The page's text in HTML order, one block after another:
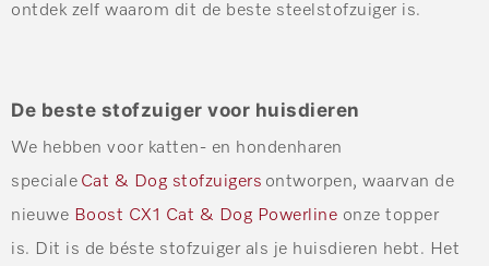
ontdek zelf waarom dit de beste steelstofzuiger is.
De beste stofzuiger voor huisdieren
We hebben voor katten- en hondenharen
speciale Cat & Dog stofzuigers ontworpen, waarvan de
nieuwe Boost CX1 Cat & Dog Powerline onze topper
is. Dit is de béste stofzuiger als je huisdieren hebt. Het